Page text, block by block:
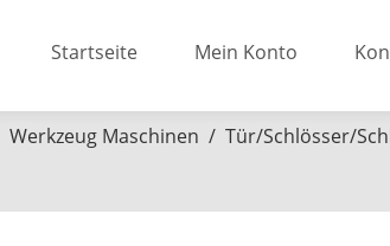
Startseite Mein Konto
Werkzeug Maschinen Tür/Schlösser/